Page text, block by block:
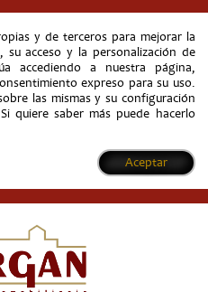
y de terceros para mejorar la
acceso y la personalización de
accediendo a nuestra página,
expreso para su uso.
las mismas y su configuración
quiere saber más puede hacerlo
Aceptar